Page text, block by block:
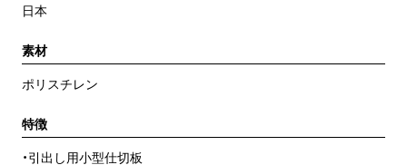
日本
素材
ポリスチレン
特徴
・引出し用小型仕切板